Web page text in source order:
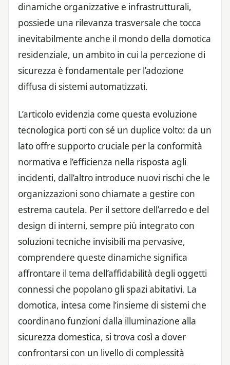
dinamiche organizzative e infrastrutturali,
possiede una rilevanza trasversale che tocca
inevitabilmente anche il mondo della domotica
residenziale, un ambito in cui la percezione di
sicurezza è fondamentale per l’adozione
diffusa di sistemi automatizzati.
L’articolo evidenzia come questa evoluzione
tecnologica porti con sé un duplice volto: da un
lato offre supporto cruciale per la conformità
normativa e l’efficienza nella risposta agli
incidenti, dall’altro introduce nuovi rischi che le
organizzazioni sono chiamate a gestire con
estrema cautela. Per il settore dell’arredo e del
design di interni, sempre più integrato con
soluzioni tecniche invisibili ma pervasive,
comprendere queste dinamiche significa
affrontare il tema dell’affidabilità degli oggetti
connessi che popolano gli spazi abitativi. La
domotica, intesa come l’insieme di sistemi che
coordinano funzioni dalla illuminazione alla
sicurezza domestica, si trova così a dover
confrontarsi con un livello di complessità